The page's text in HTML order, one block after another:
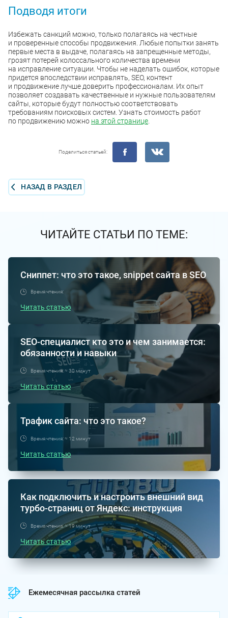
Подводя итоги
Избежать санкций можно, только полагаясь на честные
и проверенные способы продвижения. Любые попытки занять
первые места в выдаче, полагаясь на запрещенные методы,
грозят потерей колоссального количества времени
на исправление ситуации. Чтобы не наделать ошибок, которые
придется впоследствии исправлять, SEO, контент
и продвижение лучше доверить профессионалам. Их опыт
позволяет создавать качественные и нужные пользователям
сайты, которые будут полностью соответствовать
требованиям поисковых систем. Узнать стоимость работ
по продвижению можно на этой странице
НАЗАД В РАЗДЕЛ
Поделиться статьей:
ЧИТАЙТЕ СТАТЬИ ПО ТЕМЕ:
Сниппет: что это такое, snippet сайта в SEO
Время чтения:
Читать статью
SEO-специалист кто это и чем занимается:
обязанности и навыки
Время чтения: ≈ 30 минут
Читать статью
Трафик сайта: что это такое?
Время чтения: ≈ 12 минут
Читать статью
Как подключить и настроить внешний вид
турбо-страниц от Яндекс: инструкция
Время чтения: ≈ 19 минут
Читать статью
Ежемесячная рассылка статей